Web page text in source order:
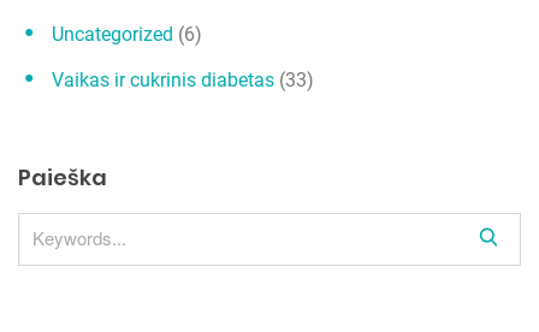
Uncategorized (6)
Vaikas ir cukrinis diabetas (33)
Paieška
e